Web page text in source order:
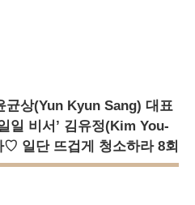
균상(Yun Kyun Sang) 대표
일 비서’ 김유정(Kim You-
일단 뜨겁게 청소하라 8회